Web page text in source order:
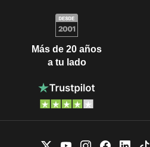
Más de 20 años
a tu lado